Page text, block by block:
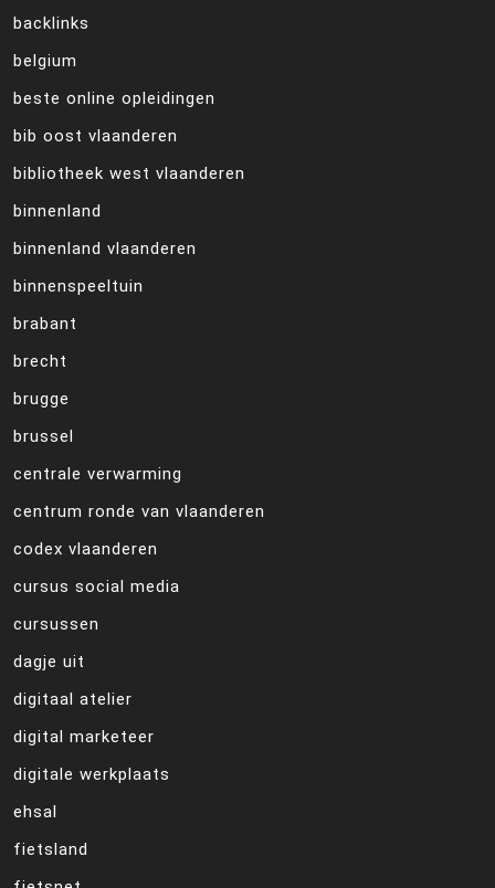
backlinks
belgium
beste online opleidingen
bib oost vlaanderen
bibliotheek west vlaanderen
binnenland
binnenland vlaanderen
binnenspeeltuin
brabant
brecht
brugge
brussel
centrale verwarming
centrum ronde van vlaanderen
codex vlaanderen
cursus social media
cursussen
dagje uit
digitaal atelier
digital marketeer
digitale werkplaats
ehsal
fietsland